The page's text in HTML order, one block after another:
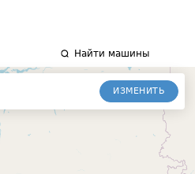
Найти машины
ИЗМЕНИТЬ